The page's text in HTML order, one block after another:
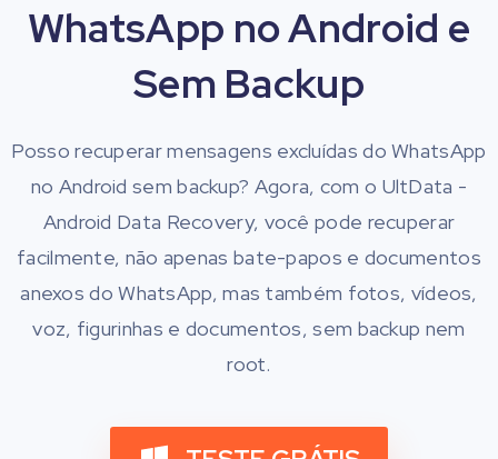
WhatsApp no Android e
Sem Backup
Posso recuperar mensagens excluídas do WhatsApp
no Android sem backup? Agora, com o UltData -
Android Data Recovery, você pode recuperar
facilmente, não apenas bate-papos e documentos
anexos do WhatsApp, mas também fotos, vídeos,
voz, figurinhas e documentos, sem backup nem
root.